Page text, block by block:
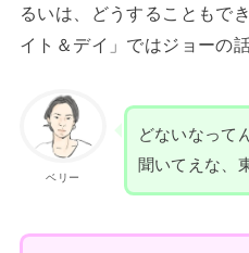
るいは、どうすることもで
イト＆デイ」ではジョーの
ベリー
どないなって
聞いてえな、